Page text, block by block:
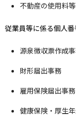
不動産の使用料
従業員等に係る個人
源泉徴収票作成
財形届出事務
雇用保険届出事務
健康保険・厚生